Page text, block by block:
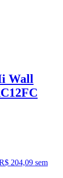
Wall
204,09 sem